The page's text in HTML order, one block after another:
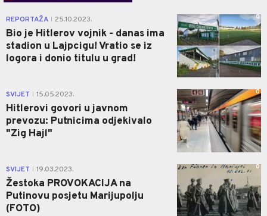
REPORTAŽA 25.10.2023.
Bio je Hitlerov vojnik - danas ima
stadion u Lajpcigu! Vratio se iz
logora i donio titulu u grad!
0
SVIJET 15.05.2023.
Hitlerovi govori u javnom
prevozu: Putnicima odjekivalo
"Zig Hajl"
0
SVIJET 19.03.2023.
Žestoka PROVOKACIJA na
Putinovu posjetu Marijupolju
(FOTO)
0